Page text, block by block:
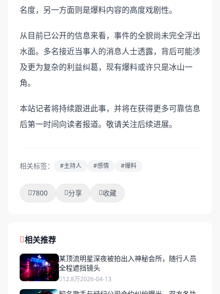
名度，另一方面则是爆料内容的高度戏剧性。
从目前已公开的信息来看，事件的全貌尚未完全浮出
水面。多名接近当事人的消息人士透露，背后可能涉
及更为复杂的利益纠葛，现有爆料或许只是冰山一
角。
本站记者将持续跟进此事，并将在获得更多可靠信息
后第一时间向读者报道。敬请关注后续进展。
相关标签： #主持人 #感情 #爆料
7800 分享 收藏
相关推荐
某顶流明星深夜被拍出入神秘会所，随行人员
全程遮挡镜头
12.8万2026-04-13